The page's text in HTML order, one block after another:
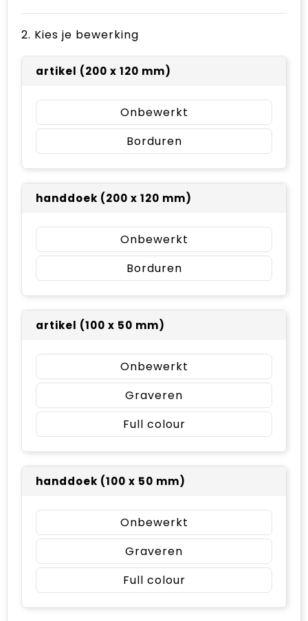
2. Kies je bewerking
artikel (200 x 120 mm)
Onbewerkt
Borduren
handdoek (200 x 120 mm)
Onbewerkt
Borduren
artikel (100 x 50 mm)
Onbewerkt
Graveren
Full colour
handdoek (100 x 50 mm)
Onbewerkt
Graveren
Full colour